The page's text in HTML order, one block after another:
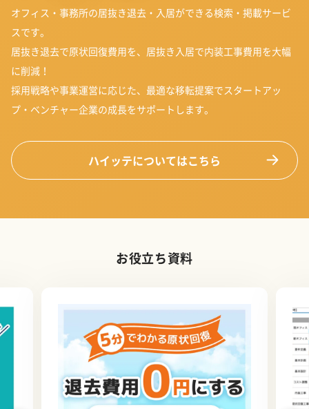
オフィス・事務所の居抜き退去・入居ができる検索・掲載サービ
スです。
居抜き退去で原状回復費用を、居抜き入居で内装工事費用を大幅
に削減！
採用戦略や事業運営に応じた、最適な移転提案でスタートアッ
プ・ベンチャー企業の成長をサポートします。
ハイッテについてはこちら
お役立ち資料